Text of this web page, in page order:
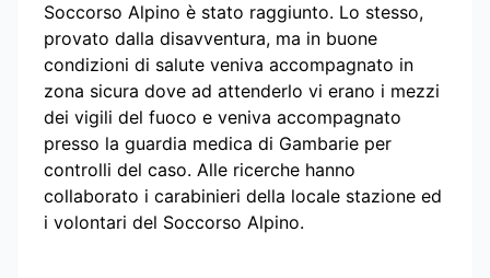
Soccorso Alpino è stato raggiunto. Lo stesso,
provato dalla disavventura, ma in buone
condizioni di salute veniva accompagnato in
zona sicura dove ad attenderlo vi erano i mezzi
dei vigili del fuoco e veniva accompagnato
presso la guardia medica di Gambarie per
controlli del caso. Alle ricerche hanno
collaborato i carabinieri della locale stazione ed
i volontari del Soccorso Alpino.